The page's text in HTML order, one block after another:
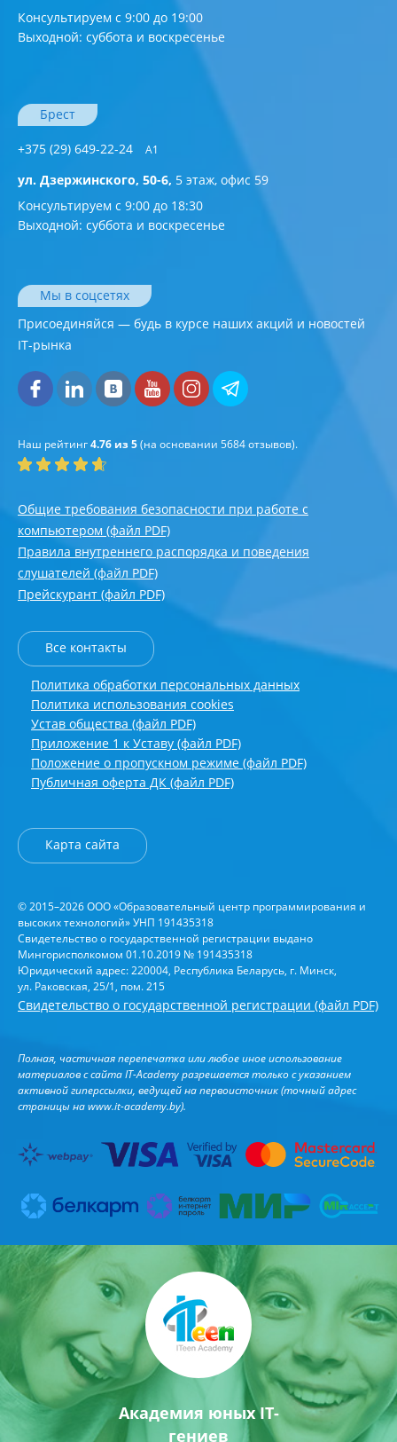
Консультируем с 9:00 до 19:00
Выходной: суббота и воскресенье
Брест
+375 (29) 649-22-24 А1
ул. Дзержинского, 50-6, 5 этаж, офис 59
Консультируем с 9:00 до 18:30
Выходной: суббота и воскресенье
Мы в соцсетях
Присоединяйся — будь в курсе наших акций и новостей
IT-рынка
Наш рейтинг4.76 из 5(на основании 5684отзывов).
Общие требования безопасности при работе с
компьютером (файл PDF)
Правила внутреннего распорядка и поведения
слушателей (файл PDF)
Прейскурант (файл PDF)
Все контакты
Политика обработки персональных данных
Политика использования cookies
Устав общества (файл PDF)
Приложение 1 к Уставу (файл PDF)
Положение о пропускном режиме (файл PDF)
Публичная оферта ДК (файл PDF)
Карта сайта
© 2015–2026 ООО «Образовательный центр программирования и
высоких технологий» УНП 191435318
Свидетельство о государственной регистрации выдано
Мингорисполкомом 01.10.2019 № 191435318
Юридический адрес: 220004, Республика Беларусь, г. Минск,
ул. Раковская, 25/1, пом. 215
Свидетельство о государственной регистрации (файл PDF)
Полная, частичная перепечатка или любое иное использование
материалов с сайта IT-Academy разрешается только с указанием
активной гиперссылки, ведущей на первоисточник (точный адрес
страницы наwww.it-academy.by).
Академия юных IT-
гениев